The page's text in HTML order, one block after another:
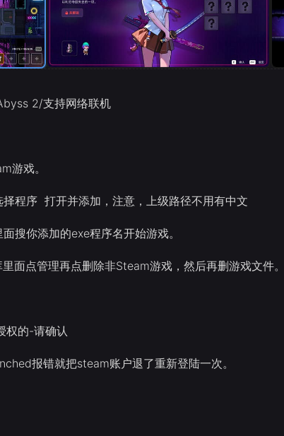
2/支持网络联机
游戏。
程序 打开并添加，注意，上级路径不用有中文
搜你添加的exe程序名开始游戏。
面点管理再点删除非Steam游戏，然后再删游戏文件。
权的-请确认
报错就把steam账户退了重新登陆一次。